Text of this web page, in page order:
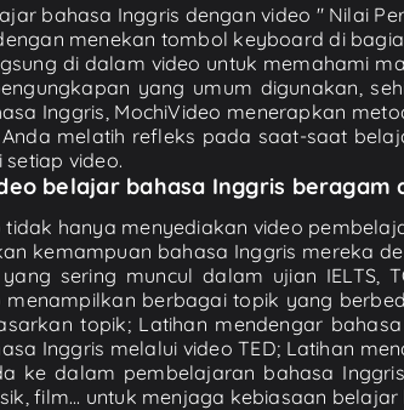
bahasa Inggris dengan video " Nilai
menekan tombol keyboard di
di dalam video untuk memahami
yang umum digunakan,
Inggris, MochiVideo menerapkan
melatih refleks pada saat-saat
video.
belajar bahasa Inggris
tidak hanya menyediakan video
kemampuan bahasa Inggris mereka
sering muncul dalam ujian IELTS,
menampilkan berbagai topik yang
topik; Latihan mendengar
Inggris melalui video TED; Latihan
ke dalam pembelajaran bahasa
film... untuk menjaga kebiasaan